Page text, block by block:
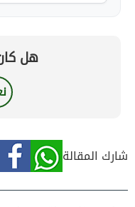
هل
شارك المقالة